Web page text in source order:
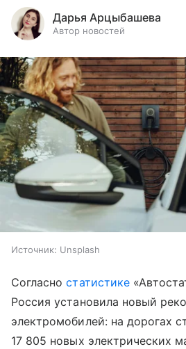
Дарья Арцыбашева
Автор новостей
Источник: Unsplash
Согласностатистике
Россия установила новый
электромобилей: на дорогах
17 805 новых электрических